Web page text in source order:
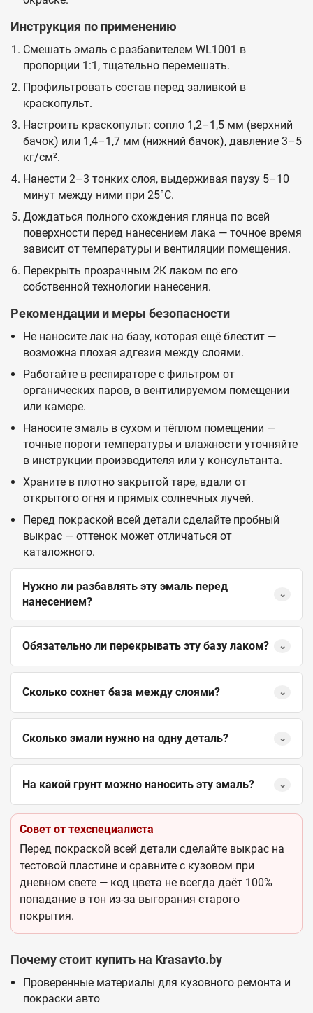
Инструкция по применению
Смешать эмаль с разбавителем WL1001 в
пропорции 1:1, тщательно перемешать.
Профильтровать состав перед заливкой в
краскопульт.
Настроить краскопульт: сопло 1,2–1,5 мм (верхний
бачок) или 1,4–1,7 мм (нижний бачок), давление 3–5
кг/см².
Нанести 2–3 тонких слоя, выдерживая паузу 5–10
минут между ними при 25°C.
Дождаться полного схождения глянца по всей
поверхности перед нанесением лака — точное время
зависит от температуры и вентиляции помещения.
Перекрыть прозрачным 2К лаком по его
собственной технологии нанесения.
Рекомендации и меры безопасности
Не наносите лак на базу, которая ещё блестит —
возможна плохая адгезия между слоями.
Работайте в респираторе с фильтром от
органических паров, в вентилируемом помещении
или камере.
Наносите эмаль в сухом и тёплом помещении —
точные пороги температуры и влажности уточняйте
в инструкции производителя или у консультанта.
Храните в плотно закрытой таре, вдали от
открытого огня и прямых солнечных лучей.
Перед покраской всей детали сделайте пробный
выкрас — оттенок может отличаться от
каталожного.
Нужно ли разбавлять эту эмаль перед
нанесением?
⌄
Обязательно ли перекрывать эту базу лаком? ⌄
Сколько сохнет база между слоями? ⌄
Сколько эмали нужно на одну деталь? ⌄
На какой грунт можно наносить эту эмаль? ⌄
Совет от техспециалиста
Перед покраской всей детали сделайте выкрас на
тестовой пластине и сравните с кузовом при
дневном свете — код цвета не всегда даёт 100%
попадание в тон из-за выгорания старого
покрытия.
Почему стоит купить на Krasavto.by
Проверенные материалы для кузовного ремонта и
покраски авто